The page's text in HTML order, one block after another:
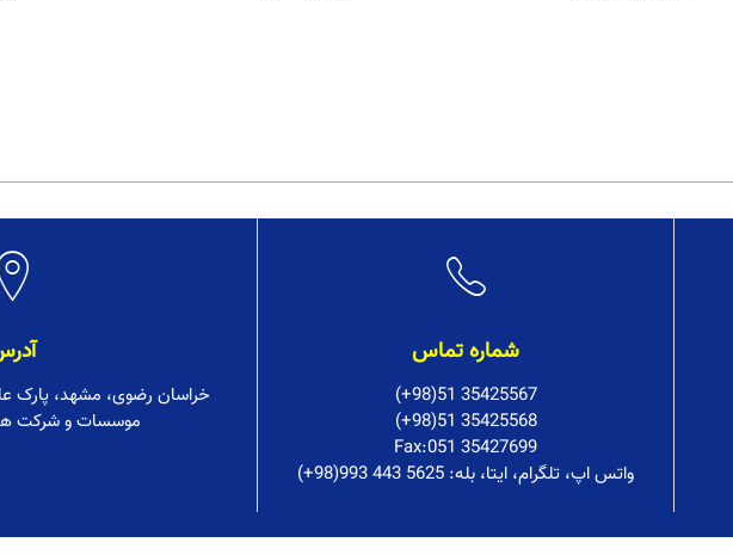
خراسان رضوی، مشهد، پارک
موسسات و شرکت
شماره تماس
(+98)51 35425567
(+98)51 35425568
Fax:051 35427699
(+98)993 443 5625 :واتس اپ، تلگرام، ایتا، بله